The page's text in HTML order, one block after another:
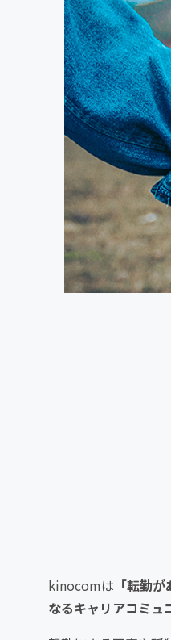
kinocomは 「転勤
なるキャリアコミュ